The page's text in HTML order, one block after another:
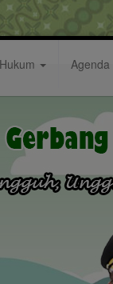
Agenda